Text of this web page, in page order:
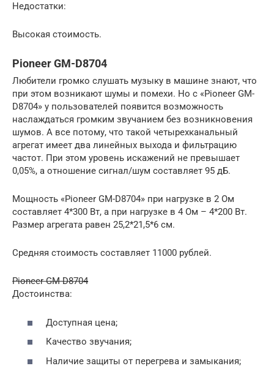
Недостатки:
Высокая стоимость.
Pioneer GM-D8704
Любители громко слушать музыку в машине знают, что
при этом возникают шумы и помехи. Но с «Pioneer GM-
D8704» у пользователей появится возможность
наслаждаться громким звучанием без возникновения
шумов. А все потому, что такой четырехканальный
агрегат имеет два линейных выхода и фильтрацию
частот. При этом уровень искажений не превышает
0,05%, а отношение сигнал/шум составляет 95 дБ.
Мощность «Pioneer GM-D8704» при нагрузке в 2 Ом
составляет 4*300 Вт, а при нагрузке в 4 Ом – 4*200 Вт.
Размер агрегата равен 25,2*21,5*6 см.
Средняя стоимость составляет 11000 рублей.
Pioneer GM-D8704
Достоинства:
Доступная цена;
Качество звучания;
Наличие защиты от перегрева и замыкания;